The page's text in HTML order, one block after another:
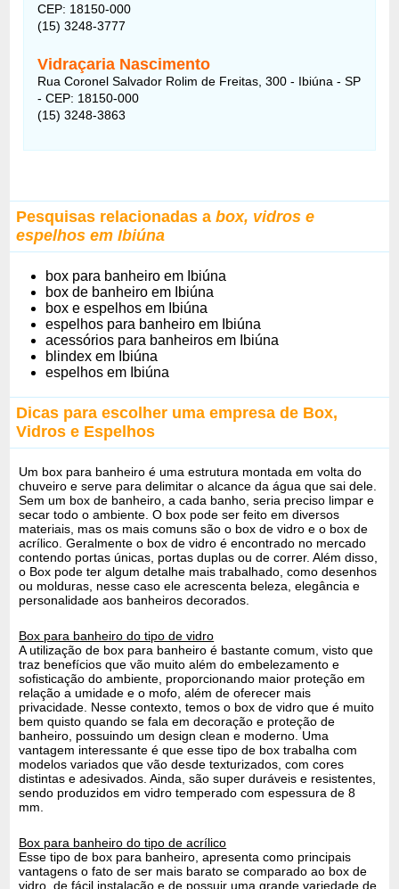
CEP: 18150-000
(15) 3248-3777
Vidraçaria Nascimento
Rua Coronel Salvador Rolim de Freitas, 300 - Ibiúna - SP
- CEP: 18150-000
(15) 3248-3863
Pesquisas relacionadas abox, vidros e
espelhos em Ibiúna
box para banheiro em Ibiúna
box de banheiro em Ibiúna
box e espelhos em Ibiúna
espelhos para banheiro em Ibiúna
acessórios para banheiros em Ibiúna
blindex em Ibiúna
espelhos em Ibiúna
Dicas para escolher uma empresa de Box,
Vidros e Espelhos
Um box para banheiro é uma estrutura montada em volta do
chuveiro e serve para delimitar o alcance da água que sai dele.
Sem um box de banheiro, a cada banho, seria preciso limpar e
secar todo o ambiente. O box pode ser feito em diversos
materiais, mas os mais comuns são o box de vidro e o box de
acrílico. Geralmente o box de vidro é encontrado no mercado
contendo portas únicas, portas duplas ou de correr. Além disso,
o Box pode ter algum detalhe mais trabalhado, como desenhos
ou molduras, nesse caso ele acrescenta beleza, elegância e
personalidade aos banheiros decorados.
Box para banheiro do tipo de vidro
A utilização de box para banheiro é bastante comum, visto que
traz benefícios que vão muito além do embelezamento e
sofisticação do ambiente, proporcionando maior proteção em
relação a umidade e o mofo, além de oferecer mais
privacidade. Nesse contexto, temos o box de vidro que é muito
bem quisto quando se fala em decoração e proteção de
banheiro, possuindo um design clean e moderno. Uma
vantagem interessante é que esse tipo de box trabalha com
modelos variados que vão desde texturizados, com cores
distintas e adesivados. Ainda, são super duráveis e resistentes,
sendo produzidos em vidro temperado com espessura de 8
mm.
Box para banheiro do tipo de acrílico
Esse tipo de box para banheiro, apresenta como principais
vantagens o fato de ser mais barato se comparado ao box de
vidro, de fácil instalação e de possuir uma grande variedade de